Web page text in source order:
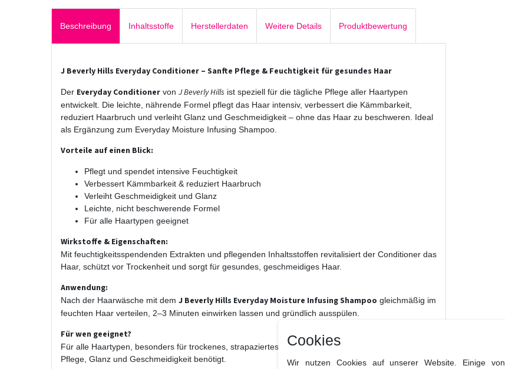
Beschreibung Inhaltsstoffe Herstellerdaten Weitere Details Produktbewertung
J Beverly Hills Everyday Conditioner – Sanfte Pflege & Feuchtigkeit für gesundes Haar
Der Everyday Conditioner von J Beverly Hills ist speziell für die tägliche Pflege aller Haartypen
entwickelt. Die leichte, nährende Formel pflegt das Haar intensiv, verbessert die Kämmbarkeit,
reduziert Haarbruch und verleiht Glanz und Geschmeidigkeit – ohne das Haar zu beschweren. Ideal
als Ergänzung zum Everyday Moisture Infusing Shampoo.
Vorteile auf einen Blick:
Pflegt und spendet intensive Feuchtigkeit
Verbessert Kämmbarkeit & reduziert Haarbruch
Verleiht Geschmeidigkeit und Glanz
Leichte, nicht beschwerende Formel
Für alle Haartypen geeignet
Wirkstoffe & Eigenschaften:
Mit feuchtigkeitsspendenden Extrakten und pflegenden Inhaltsstoffen revitalisiert der Conditioner das
Haar, schützt vor Trockenheit und sorgt für gesundes, geschmeidiges Haar.
Anwendung:
Nach der Haarwäsche mit dem J Beverly Hills Everyday Moisture Infusing Shampoo gleichmäßig im
feuchten Haar verteilen, 2–3 Minuten einwirken lassen und gründlich ausspülen.
Für wen geeignet?
Für alle Haartypen, besonders für trockenes, strapaziertes oder feuchtigkeitsarmes Haar, das sanfte
Pflege, Glanz und Geschmeidigkeit benötigt.
Cookies
Wir nutzen Cookies auf unserer Website. Einige von